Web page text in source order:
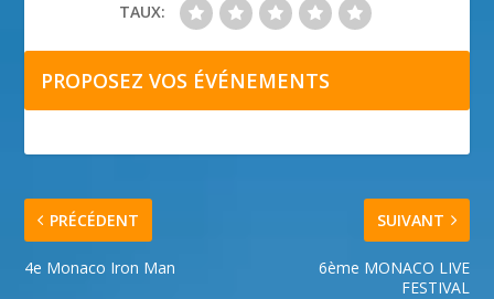
TAUX:
PROPOSEZ VOS ÉVÉNEMENTS
PRÉCÉDENT
4e Monaco Iron Man
SUIVANT
6ème MONACO LIVE
FESTIVAL